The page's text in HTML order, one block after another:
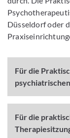
Düsseldorf oder
Für die
Für die